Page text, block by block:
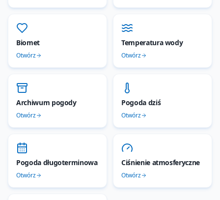
Biomet
Otwórz
Temperatura wody
Otwórz
Archiwum pogody
Otwórz
Pogoda dziś
Otwórz
Pogoda długoterminowa
Otwórz
Ciśnienie atmosferyczne
Otwórz